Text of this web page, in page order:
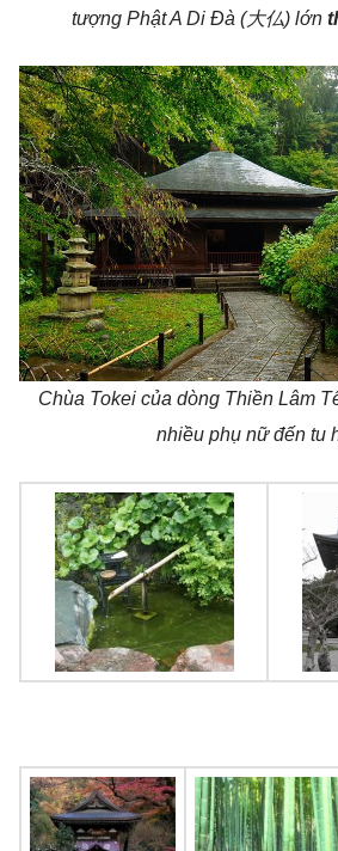
tượng Phật A Di Đà (大仏) lớn
Chùa Tokei của dòng Thiền Lâm
nhiều phụ nữ đến tu